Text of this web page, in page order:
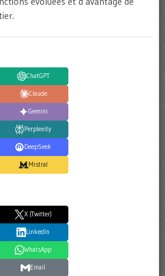
ChatGPT
Claude
Gemini
Perplexity
DeepSeek
Mistral
X (Twitter)
LinkedIn
WhatsApp
Email